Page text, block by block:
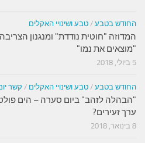
החודש בטבע / טבע ושינויי האקלים
המדוזה "חוטית נודדת" ומנגנון
"מוצאים את נמו"
5 ביולי, 2018
החודש בטבע / טבע ושינויי האקלים / קשר
"הבהלה לזהב" ביום סערה – הים
ערך זעירים?
8 בינואר, 2018